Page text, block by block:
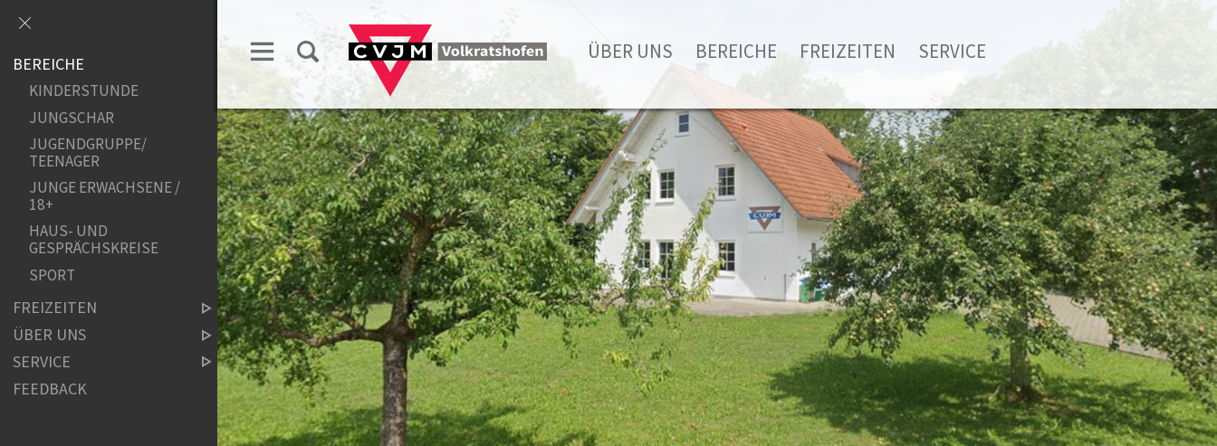
ÜBER UNS BEREICHE FREIZEITEN SERVICE
BEREICHE
KINDERSTUNDE
JUNGSCHAR
JUGENDGRUPPE/
TEENAGER
JUNGE ERWACHSENE /
18+
HAUS- UND
GESPRÄCHSKREISE
SPORT
FREIZEITEN
ÜBER UNS
SERVICE
FEEDBACK